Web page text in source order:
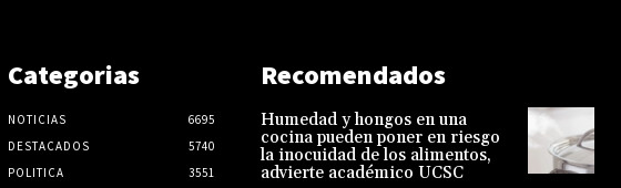
Categorias
NOTICIAS
6695
DESTACADOS
5740
POLITICA
3551
Recomendados
Humedad y hongos en una
cocina pueden poner en riesgo
la inocuidad de los alimentos,
advierte académico UCSC